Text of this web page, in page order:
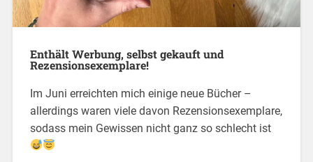
Enthält Werbung, selbst gekauft und
Rezensionsexemplare!
Im Juni erreichten mich einige neue Bücher –
allerdings waren viele davon Rezensionsexemplare,
sodass mein Gewissen nicht ganz so schlecht ist